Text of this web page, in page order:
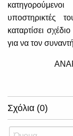
υποστηρικτές
καταρτίσει
για να τον
Σχόλια (0)